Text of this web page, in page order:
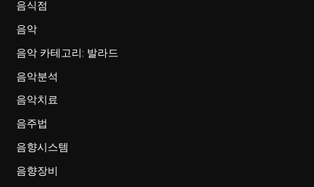
음식점
음악
음악 카테고리: 발라드
음악분석
음악치료
음주법
음향시스템
음향장비